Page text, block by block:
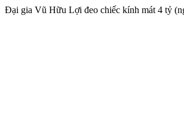
Đại gia Vũ Hữu Lợi đeo chiếc kính mát 4 tỷ